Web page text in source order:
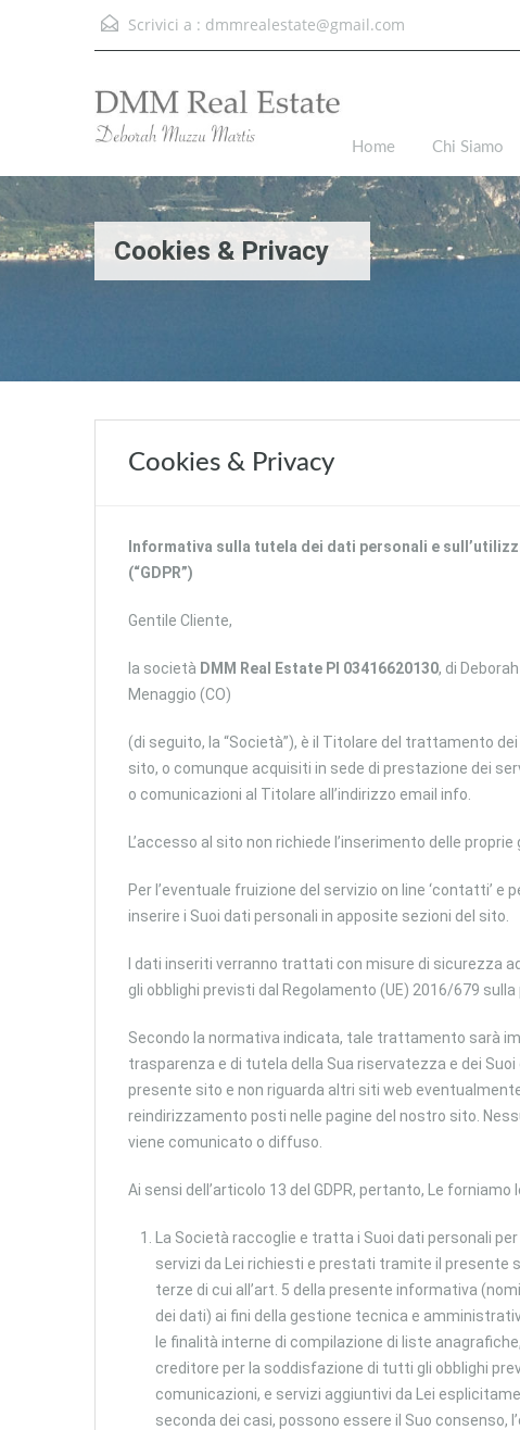
Scrivici a : dmmrealestate@gmail.com
Home Chi Siamo
Cookies & Privacy
Cookies & Privacy
Informativa sulla tutela dei dati personali e
(“GDPR”)
Gentile Cliente,
la società DMM Real Estate PI 03416620130, di
Menaggio (CO)
(di seguito, la “Società”), è il Titolare del trattamento
sito, o comunque acquisiti in sede di prestazione dei
o comunicazioni al Titolare all’indirizzo email info.
L’accesso al sito non richiede l’inserimento delle proprie
Per l’eventuale fruizione del servizio on line ‘contatti’
inserire i Suoi dati personali in apposite sezioni del sito.
I dati inseriti verranno trattati con misure di sicurezza
gli obblighi previsti dal Regolamento (UE) 2016/679 sulla
Secondo la normativa indicata, tale trattamento sarà
trasparenza e di tutela della Sua riservatezza e dei
presente sito e non riguarda altri siti web
reindirizzamento posti nelle pagine del nostro sito.
viene comunicato o diffuso.
Ai sensi dell’articolo 13 del GDPR, pertanto, Le
La Società raccoglie e tratta i Suoi dati personali
servizi da Lei richiesti e prestati tramite il presente
terze di cui all’art. 5 della presente informativa
dei dati) ai fini della gestione tecnica e
le finalità interne di compilazione di liste
creditore per la soddisfazione di tutti gli obblighi
comunicazioni, e servizi aggiuntivi da Lei
seconda dei casi, possono essere il Suo consenso,